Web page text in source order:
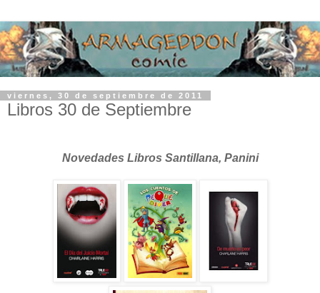
viernes, 30 de septiembre de 2011
Libros 30 de Septiembre
Novedades Libros Santillana, Panini